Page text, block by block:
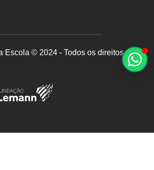
LinkedInYouTube
Escola © 2024 - Todos os direitos